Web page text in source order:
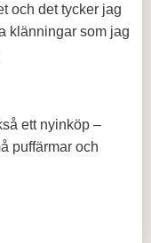
och det tycker jag
klänningar som jag
ett nyinköp –
puffärmar och